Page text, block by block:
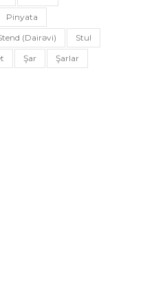
Pinyata
(dairəvi)
Stul
Şar Şarlar